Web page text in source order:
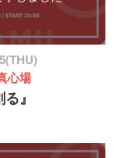
心場
』